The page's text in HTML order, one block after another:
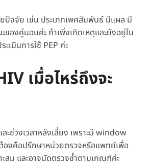
ปัจจัย เช่น ประเภทเพศสัมพันธ์ มีแผล มี
ของคู่นอนค่ะ ถ้าเพิ่งเกิดเหตุและยังอยู่ใน
เมินการใช้ PEP ค่ะ
เมื่อไหร่ถึงจะ
ช่วงเวลาหลังเสี่ยง เพราะมี window
งคือปรึกษาหน่วยตรวจหรือแพทย์เพื่อ
ะสม และอาจนัดตรวจซ้ำตามเกณฑ์ค่ะ